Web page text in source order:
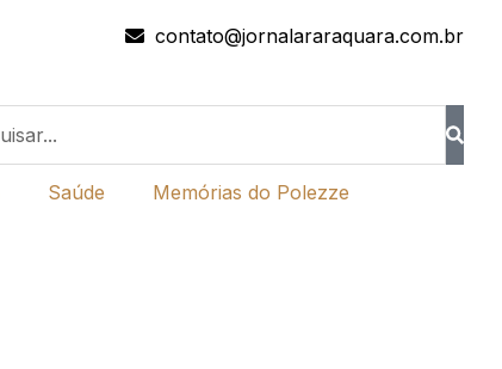
contato@jornalararaquara.com.br
Saúde Memórias do Polezze